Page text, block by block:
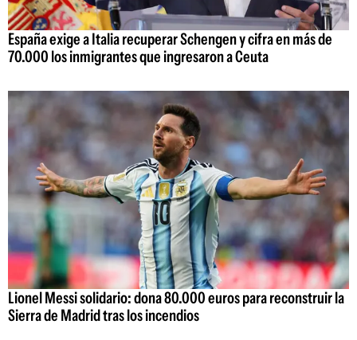
España exige a Italia recuperar Schengen y cifra en más de
70.000 los inmigrantes que ingresaron a Ceuta
Lionel Messi solidario: dona 80.000 euros para reconstruir la
Sierra de Madrid tras los incendios